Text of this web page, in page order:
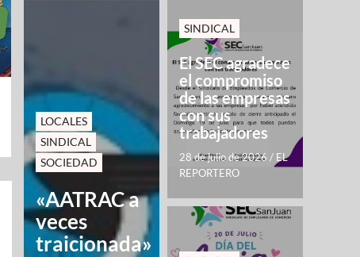
LOCALES
SINDICAL
SOCIEDAD
«AATRAC a
veces
traicionada»
SINDICAL
El SEC agradece
el compromiso
de las empresas
con sus
trabajadores
28 de julio de 2026 / EL
REPORTERO